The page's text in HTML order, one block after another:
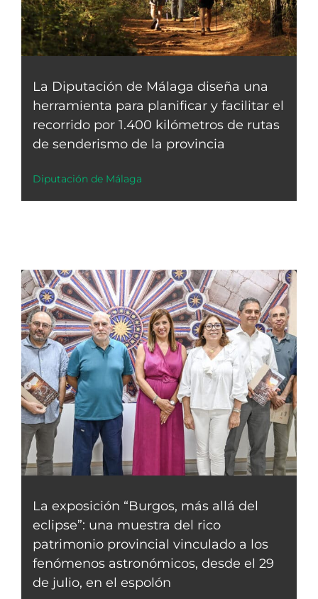
La Diputación de Málaga diseña una
herramienta para planificar y facilitar el
recorrido por 1.400 kilómetros de rutas
de senderismo de la provincia
Diputación de Málaga
La exposición “Burgos, más allá del
eclipse”: una muestra del rico
patrimonio provincial vinculado a los
fenómenos astronómicos, desde el 29
de julio, en el espolón